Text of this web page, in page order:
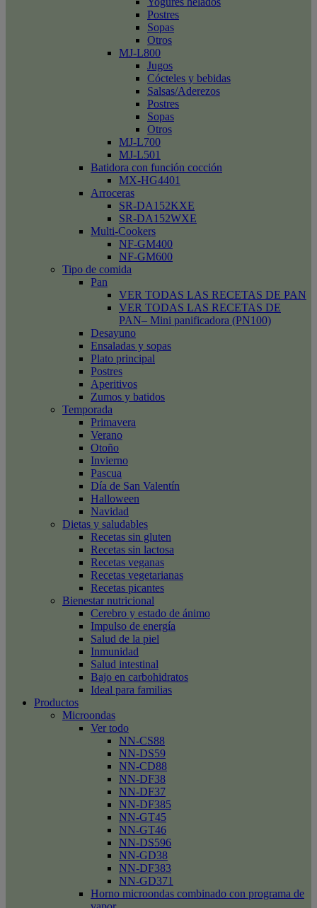
Postres
Sopas
Otros
MJ-L800
Jugos
Cócteles y bebidas
Salsas/Aderezos
Postres
Sopas
Otros
MJ-L700
MJ-L501
Batidora con función cocción
MX-HG4401
Arroceras
SR-DA152KXE
SR-DA152WXE
Multi-Cookers
NF-GM400
NF-GM600
Tipo de comida
Pan
VER TODAS LAS RECETAS DE PAN
VER TODAS LAS RECETAS DE
PAN– Mini panificadora (PN100)
Desayuno
Ensaladas y sopas
Plato principal
Postres
Aperitivos
Zumos y batidos
Temporada
Primavera
Verano
Otoño
Invierno
Pascua
Día de San Valentín
Halloween
Navidad
Dietas y saludables
Recetas sin gluten
Recetas sin lactosa
Recetas veganas
Recetas vegetarianas
Recetas picantes
Bienestar nutricional
Cerebro y estado de ánimo
Impulso de energía
Salud de la piel
Inmunidad
Salud intestinal
Bajo en carbohidratos
Ideal para familias
Productos
Microondas
Ver todo
NN-CS88
NN-DS59
NN-CD88
NN-DF38
NN-DF37
NN-DF385
NN-GT45
NN-GT46
NN-DS596
NN-GD38
NN-DF383
NN-GD371
Horno microondas combinado con programa de